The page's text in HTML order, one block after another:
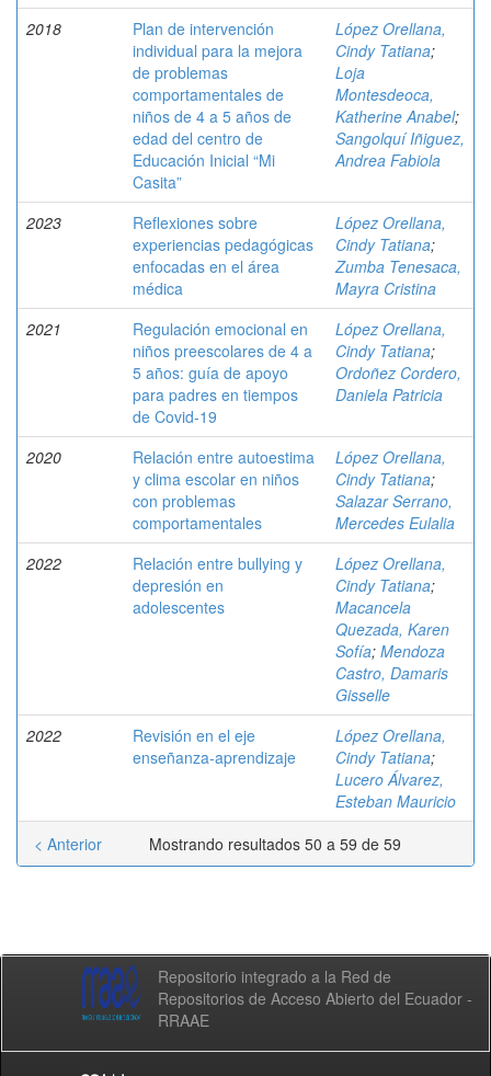
2018
Plan de intervención
individual para la mejora
de problemas
comportamentales de
niños de 4 a 5 años de
edad del centro de
Educación Inicial “Mi
Casita”
López Orellana,
Cindy Tatiana;
Loja
Montesdeoca,
Katherine Anabel;
Sangolquí Iñiguez,
Andrea Fabiola
2023
Reflexiones sobre
experiencias pedagógicas
enfocadas en el área
médica
López Orellana,
Cindy Tatiana;
Zumba Tenesaca,
Mayra Cristina
2021
Regulación emocional en
niños preescolares de 4 a
5 años: guía de apoyo
para padres en tiempos
de Covid-19
López Orellana,
Cindy Tatiana;
Ordoñez Cordero,
Daniela Patricia
2020
Relación entre autoestima
y clima escolar en niños
con problemas
comportamentales
López Orellana,
Cindy Tatiana;
Salazar Serrano,
Mercedes Eulalia
2022
Relación entre bullying y
depresión en
adolescentes
López Orellana,
Cindy Tatiana;
Macancela
Quezada, Karen
Sofía; Mendoza
Castro, Damaris
Gisselle
2022
Revisión en el eje
enseñanza-aprendizaje
López Orellana,
Cindy Tatiana;
Lucero Álvarez,
Esteban Mauricio
Mostrando resultados 50 a 59 de 59
< Anterior
Repositorio integrado a la Red de
Repositorios de Acceso Abierto del Ecuador -
RRAAE